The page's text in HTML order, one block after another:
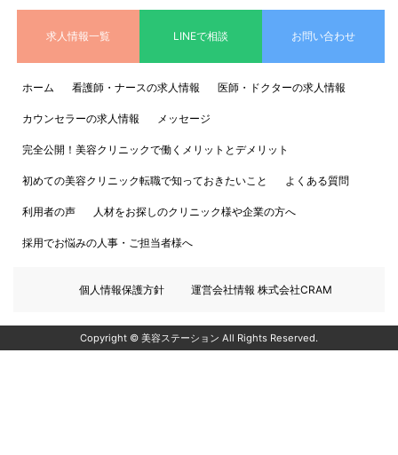
求人情報一覧 LINEで相談 お問い合わせ
ホーム 看護師・ナースの求人情報 医師・ドクターの求人情報
カウンセラーの求人情報 メッセージ
完全公開！美容クリニックで働くメリットとデメリット
初めての美容クリニック転職で知っておきたいこと よくある質問
利用者の声 人材をお探しのクリニック様や企業の方へ
採用でお悩みの人事・ご担当者様へ
個人情報保護方針 運営会社情報 株式会社CRAM
Copyright © 美容ステーション All Rights Reserved.